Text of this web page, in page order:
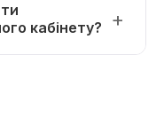
кабінету?